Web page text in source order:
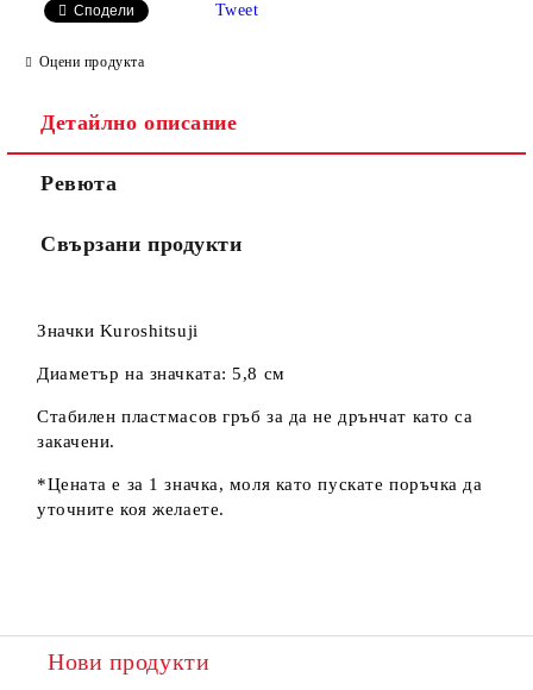
Съгласен съм с
Ние ще се свържем с вас в рамките на работния ден.
Сподели Tweet
Оцени продукта
Детайлно описание
Ревюта
Свързани продукти
Значки Kuroshitsuji
Диаметър на значката: 5,8 см
Стабилен пластмасов гръб за да не дрънчат като са
закачени.
*Цената е за 1 значка, моля като пускате поръчка да
уточните коя желаете.
Нови продукти